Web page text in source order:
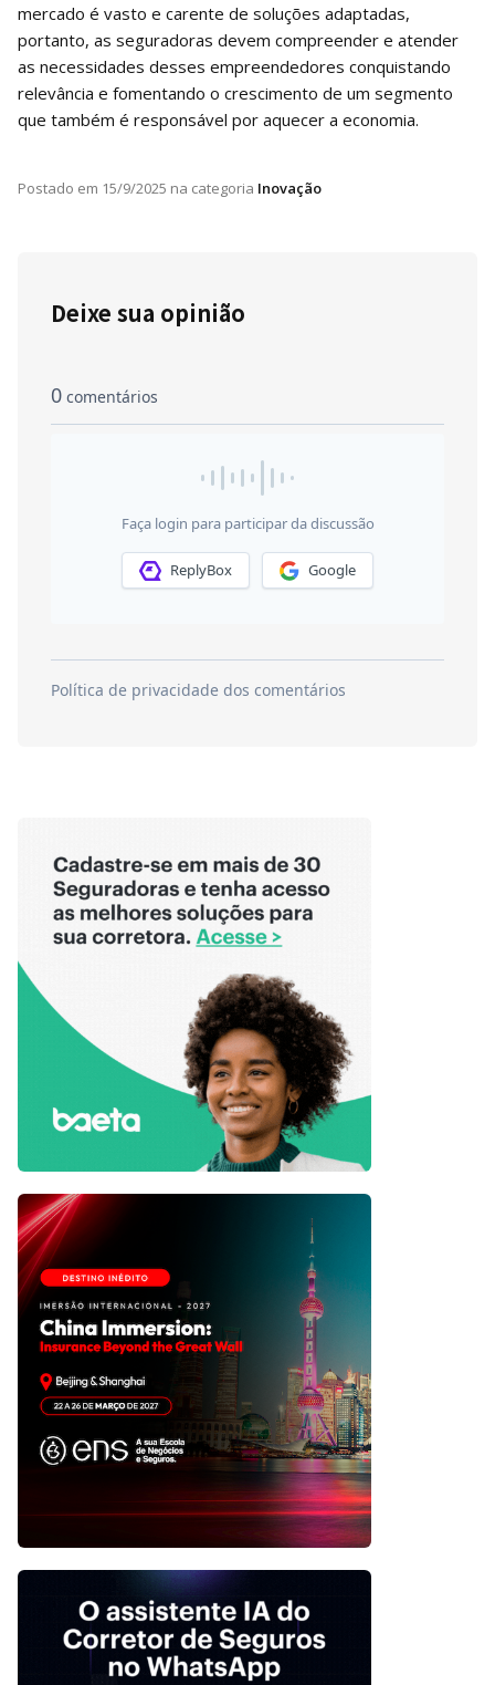
mercado é vasto e carente de soluções adaptadas,
portanto, as seguradoras devem compreender e atender
as necessidades desses empreendedores conquistando
relevância e fomentando o crescimento de um segmento
que também é responsável por aquecer a economia.
Postado em 15/9/2025 na categoria Inovação
Deixe sua opinião